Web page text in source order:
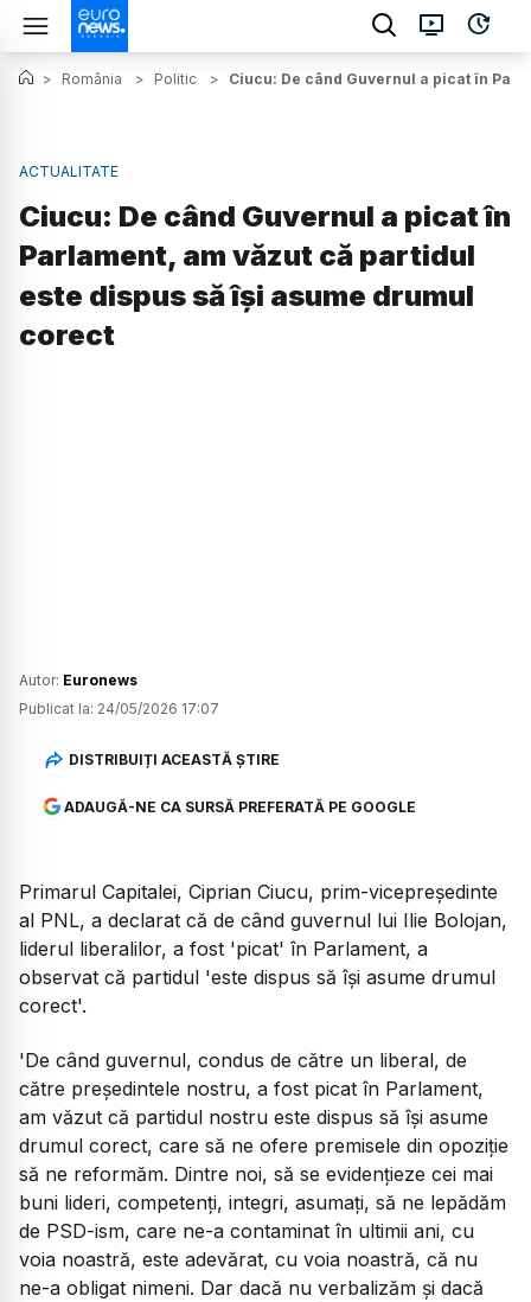
> România > Politic > Ciucu: De când Guvernul a picat în
ACTUALITATE
Ciucu: De când Guvernul a picat în
Parlament, am văzut că partidul
este dispus să își asume drumul
corect
Autor: Euronews
Publicat la: 24/05/2026 17:07
DISTRIBUIȚI ACEASTĂ ȘTIRE
ADAUGĂ-NE CA SURSĂ PREFERATĂ PE GOOGLE
Primarul Capitalei, Ciprian Ciucu, prim-vicepreședinte
al PNL, a declarat că de când guvernul lui Ilie Bolojan,
liderul liberalilor, a fost 'picat' în Parlament, a
observat că partidul 'este dispus să își asume drumul
corect'.
'De când guvernul, condus de către un liberal, de
către președintele nostru, a fost picat în Parlament,
am văzut că partidul nostru este dispus să își asume
drumul corect, care să ne ofere premisele din opoziție
să ne reformăm. Dintre noi, să se evidențieze cei mai
buni lideri, competenți, integri, asumați, să ne lepădăm
de PSD-ism, care ne-a contaminat în ultimii ani, cu
voia noastră, este adevărat, cu voia noastră, că nu
ne-a obligat nimeni. Dar dacă nu verbalizăm și dacă